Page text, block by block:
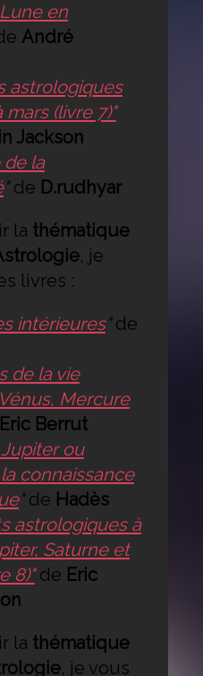
en
André
astrologiques
(livre 7)"
Jackson
la
"de D.rudhyar
la thématique
, je
livres :
intérieures"de
de la vie
Mercure
Eric Berrut
ou
connaissance
"de Hadès
astrologiques à
Saturne et
8)"de Eric
la thématique
, je vous